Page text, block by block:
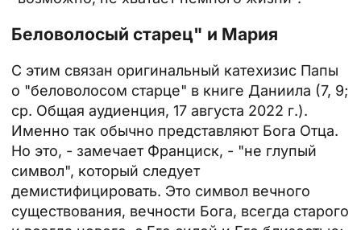
Беловолосый старец" и Мария
С этим связан оригинальный катехизис Папы
о "беловолосом старце" в книге Даниила (7, 9;
ср. Общая аудиенция, 17 августа 2022 г.).
Именно так обычно представляют Бога Отца.
Но это, - замечает Франциск, - "не глупый
символ", который следует
демистифицировать. Это символ вечного
существования, вечности Бога, всегда старого